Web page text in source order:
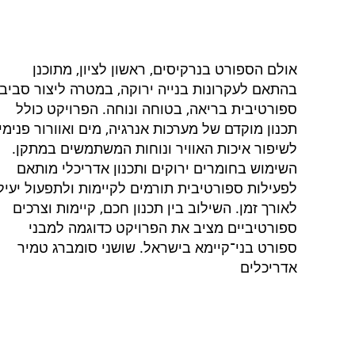
אולם הספורט בנרקיסים, ראשון לציון, מתוכנן
בהתאם לעקרונות בנייה ירוקה, במטרה ליצור
ספורטיבית בריאה, בטוחה ונוחה. הפרויקט כולל
תכנון מוקדם של מערכות אנרגיה, מים ואוורור
לשיפור איכות האוויר ונוחות המשתמשים במתקן.
השימוש בחומרים ירוקים ותכנון אדריכלי מותאם
לפעילות ספורטיבית תורמים לקיימות ולתפעול
לאורך זמן. השילוב בין תכנון חכם, קיימות וצרכים
ספורטיביים מציב את הפרויקט כדוגמה למבני
ספורט בני־קיימא בישראל. שושני סומברג טמיר
אדריכלים